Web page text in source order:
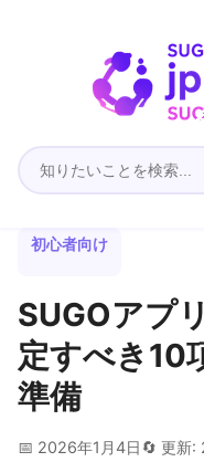
初心者向け
SUGOアプ
定すべき10
準備
📅 2026年1月4日 🔄 更新: